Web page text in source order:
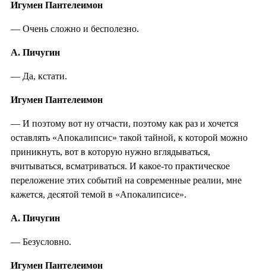
Игумен Пантелеимон
— Очень сложно и бесполезно.
А. Пичугин
— Да, кстати.
Игумен Пантелеимон
— И поэтому вот ну отчасти, поэтому как раз и хочется
оставлять «Апокалипсис» такой тайной, к которой можно
приникнуть, вот в которую нужно вглядываться,
вчитываться, всматриваться. И какое-то практическое
переложение этих событий на современные реалии, мне
кажется, десятой темой в «Апокалипсисе».
А. Пичугин
— Безусловно.
Игумен Пантелеимон